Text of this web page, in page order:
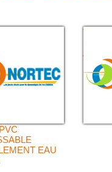
EAU